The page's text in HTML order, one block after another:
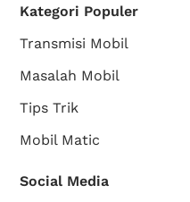
Kategori Populer
Transmisi Mobil
Masalah Mobil
Tips Trik
Mobil Matic
Social Media